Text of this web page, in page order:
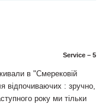
Service – 5
в "Смерековій
відпочиваючих : зручно,
року ми тільки